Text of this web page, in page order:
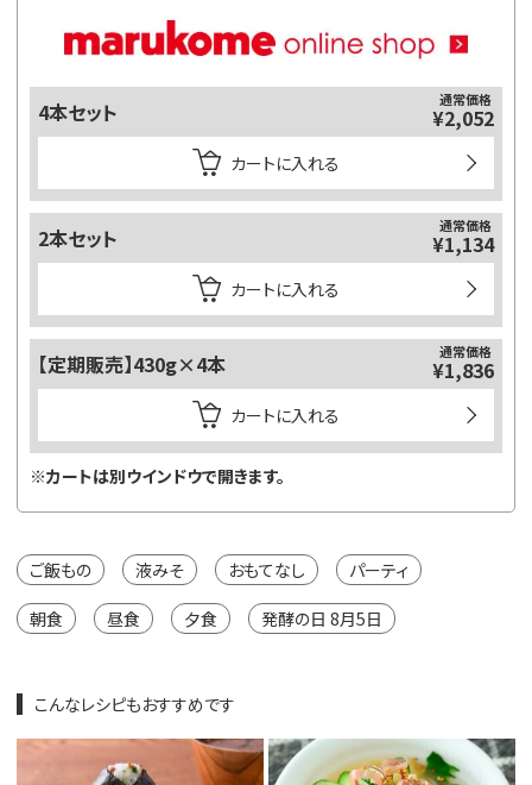
4本セット 通常価格
¥2,052
カートに入れる
2本セット 通常価格
¥1,134
カートに入れる
【定期販売】430g×4本 通常価格
¥1,836
カートに入れる
※カートは別ウインドウで開きます。
ご飯もの 液みそ おもてなし パーティ
朝食 昼食 夕食 発酵の日 8月5日
こんなレシピもおすすめです